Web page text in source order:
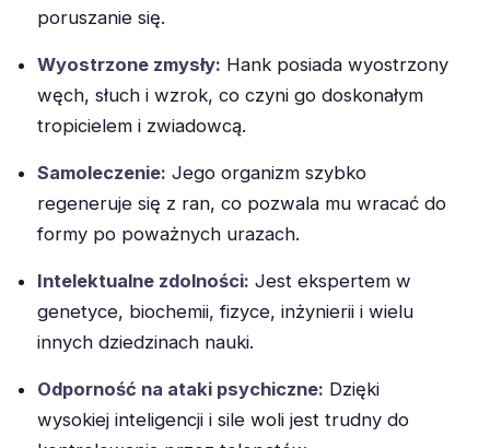
poruszanie się.
Wyostrzone zmysły: Hank posiada wyostrzony
węch, słuch i wzrok, co czyni go doskonałym
tropicielem i zwiadowcą.
Samoleczenie: Jego organizm szybko
regeneruje się z ran, co pozwala mu wracać do
formy po poważnych urazach.
Intelektualne zdolności: Jest ekspertem w
genetyce, biochemii, fizyce, inżynierii i wielu
innych dziedzinach nauki.
Odporność na ataki psychiczne: Dzięki
wysokiej inteligencji i sile woli jest trudny do